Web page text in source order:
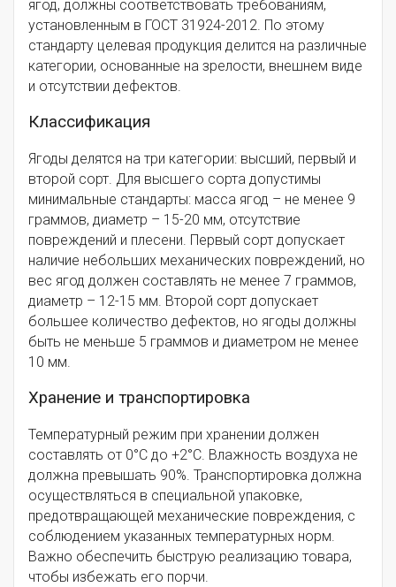
ягод, должны соответствовать требованиям,
установленным в ГОСТ 31924-2012. По этому
стандарту целевая продукция делится на различные
категории, основанные на зрелости, внешнем виде
и отсутствии дефектов.
Классификация
Ягоды делятся на три категории: высший, первый и
второй сорт. Для высшего сорта допустимы
минимальные стандарты: масса ягод – не менее 9
граммов, диаметр – 15-20 мм, отсутствие
повреждений и плесени. Первый сорт допускает
наличие небольших механических повреждений, но
вес ягод должен составлять не менее 7 граммов,
диаметр – 12-15 мм. Второй сорт допускает
большее количество дефектов, но ягоды должны
быть не меньше 5 граммов и диаметром не менее
10 мм.
Хранение и транспортировка
Температурный режим при хранении должен
составлять от 0°C до +2°C. Влажность воздуха не
должна превышать 90%. Транспортировка должна
осуществляться в специальной упаковке,
предотвращающей механические повреждения, с
соблюдением указанных температурных норм.
Важно обеспечить быструю реализацию товара,
чтобы избежать его порчи.